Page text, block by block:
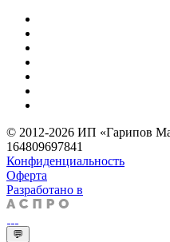
© 2012-2026 ИП «Гарипов
164809697841
Конфиденциальность
Оферта
Разработано в
💬